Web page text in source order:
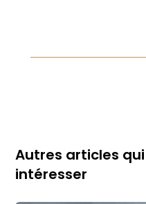
Autres articles
intéresser